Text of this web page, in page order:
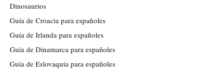
Dinosaurios
Guía de Croacia para españoles
Guía de Irlanda para españoles
Guía de Dinamarca para españoles
Guía de Eslovaquia para españoles